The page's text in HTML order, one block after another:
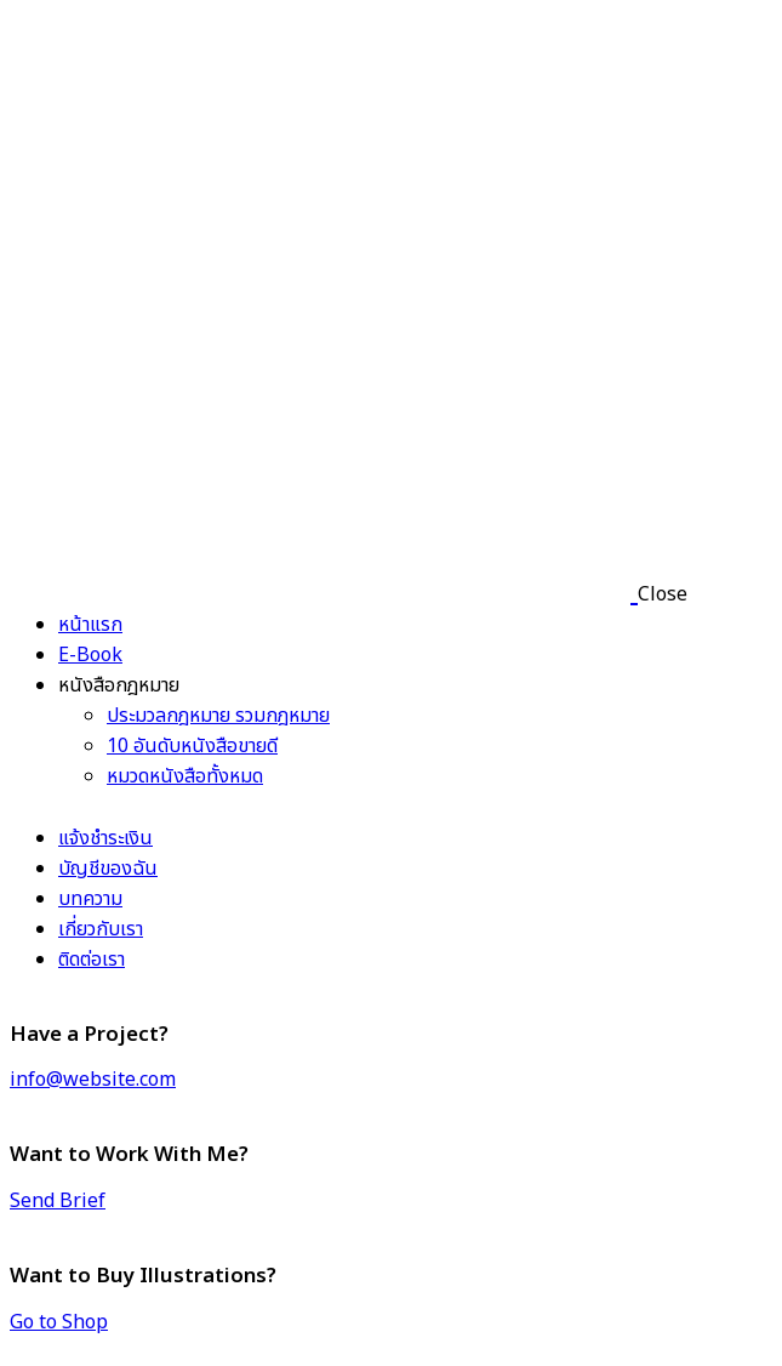
Close
หน้าแรก
E-Book
หนังสือกฎหมาย
ประมวลกฎหมาย รวมกฎหมาย
10 อันดับหนังสือขายดี
หมวดหนังสือทั้งหมด
แจ้งชำระเงิน
บัญชีของฉัน
บทความ
เกี่ยวกับเรา
ติดต่อเรา
Have a Project?
info@website.com
Want to Work With Me?
Send Brief
Want to Buy Illustrations?
Go to Shop